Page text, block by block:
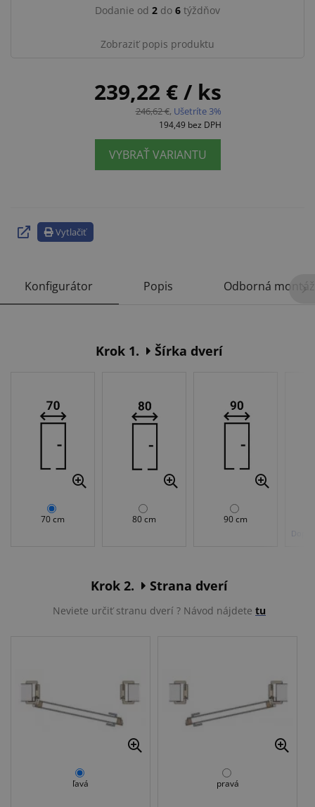
Dodanie od 2 do 6 týždňov
Zobraziť popis produktu
239,22 € / ks
246,62 €, Ušetríte 3%
194,49 bez DPH
VYBRAŤ VARIANTU
Vytlačiť
Konfigurátor Popis Odborná montáž
Krok 1. Šírka dverí
70 cm 80 cm 90 cm
Krok 2. Strana dverí
Neviete určiť stranu dverí ? Návod nájdete tu
ľavá pravá